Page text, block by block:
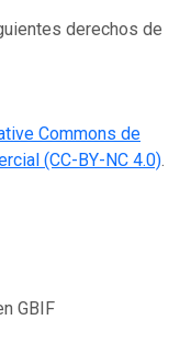
derechos de
Commons de
(CC-BY-NC 4.0).
GBIF